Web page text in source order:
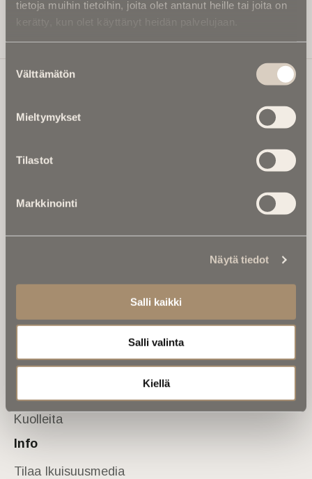
tietoja muihin tietoihin, joita olet antanut heille tai joita on
kerätty, kun olet käyttänyt heidän palvelujaan.
valinta
Välttämätön
Mieltymykset
Tilastot
Markkinointi
Näytä tiedot
Salli kaikki
Salli valinta
Kiellä
Tilaa Uutiskirje
Ikuisuusmedia
valtakunnallinen mediabrändi. Julkaisemme uusimmat
kuolinuutiset ja kuolintiedot.
Anna palautetta
Muistokirjoituksia
Kuolema koskettaa
Asiantuntijoilta
Kuolleita
Info
Tilaa Ikuisuusmedia